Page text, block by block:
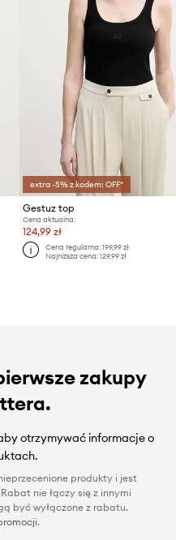
extra -5% z kodem: OFF*
Gestuz top
Cena aktualna:
124,99 zł
Cena regularna: 199,99 zł
Najniższa cena: 129,99 zł
zakupy
otrzymywać informacje o
produkty i jest
nie łączy się z innymi
być wyłączone z rabatu.
.